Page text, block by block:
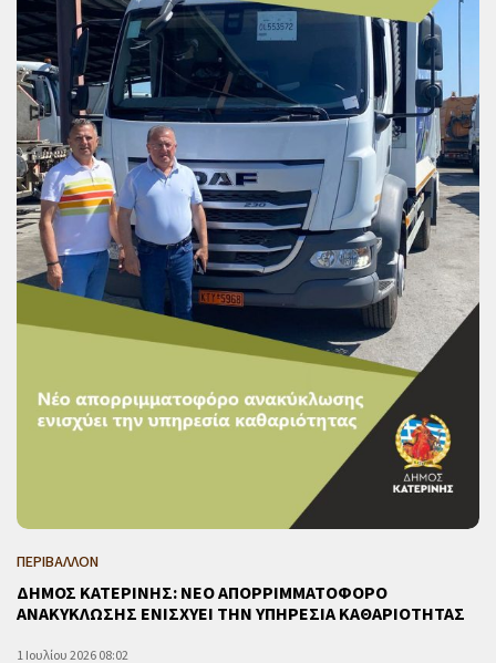
ΠΕΡΙΒΑΛΛΟΝ
ΔΗΜΟΣ ΚΑΤΕΡΙΝΗΣ: ΝΕΟ ΑΠΟΡΡΙΜΜΑΤΟΦΟΡΟ
ΑΝΑΚΥΚΛΩΣΗΣ ΕΝΙΣΧΥΕΙ ΤΗΝ ΥΠΗΡΕΣΙΑ ΚΑΘΑΡΙΟΤΗΤΑΣ
1 Ιουλίου 2026 08:02